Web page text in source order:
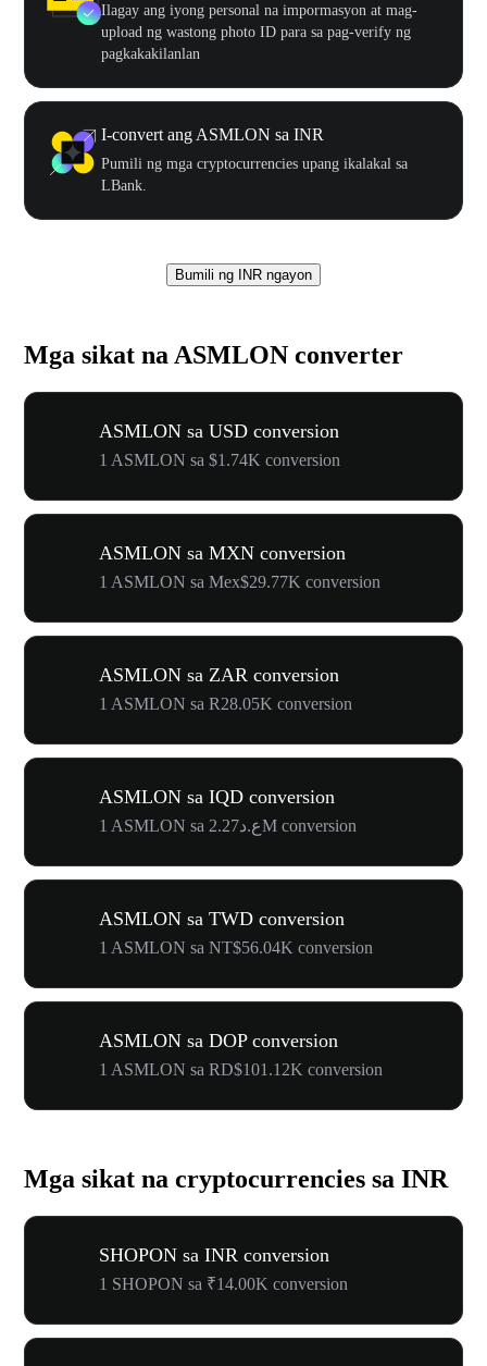
Ilagay ang iyong personal na impormasyon at mag-
upload ng wastong photo ID para sa pag-verify ng
pagkakakilanlan
I-convert ang ASMLON sa INR
Pumili ng mga cryptocurrencies upang ikalakal sa
LBank.
Bumili ng INR ngayon
Mga sikat na ASMLON converter
ASMLON sa USD conversion
1 ASMLON sa $1.74K conversion
ASMLON sa MXN conversion
1 ASMLON sa Mex$29.77K conversion
ASMLON sa ZAR conversion
1 ASMLON sa R28.05K conversion
ASMLON sa IQD conversion
1 ASMLON sa ع.د2.27M conversion
ASMLON sa TWD conversion
1 ASMLON sa NT$56.04K conversion
ASMLON sa DOP conversion
1 ASMLON sa RD$101.12K conversion
Mga sikat na cryptocurrencies sa INR
SHOPON sa INR conversion
1 SHOPON sa ₹14.00K conversion